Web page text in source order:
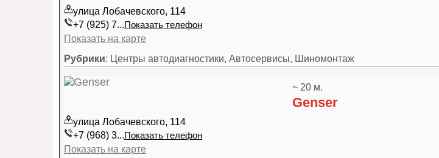
улица Лобачевского, 114
+7 (925) 7...Показать телефон
Показать на карте
Рубрики: Центры автодиагностики, Автосервисы, Шиномонтаж
~ 20 м.
Genser
улица Лобачевского, 114
+7 (968) 3...Показать телефон
Показать на карте